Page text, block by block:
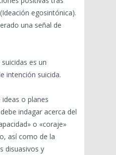
egosintónica).
una señal de
es un
intención suicida.
o planes
indagar acerca del
o «coraje»
así como de la
disuasivos y